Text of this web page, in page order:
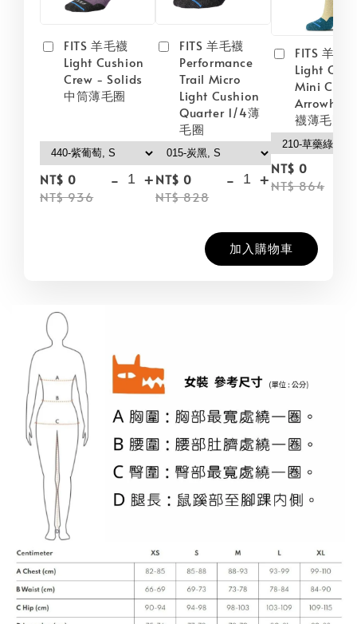
FITS 羊毛襪
Light Cushion
Crew - Solids
中筒薄毛圈
NT$ 0
NT$ 936
- +
FITS 羊毛襪
Performance
Trail Micro
Light Cushion
Quarter 1/4薄
毛圈
NT$ 0
NT$ 828
- +
FITS 羊毛
Light
Mini
襪薄毛圈
NT$ 0
NT$ 864
加入購物車